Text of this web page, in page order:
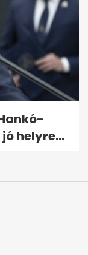
helyre...